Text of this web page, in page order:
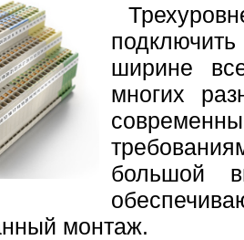
ширине
многих
большой
монтаж.